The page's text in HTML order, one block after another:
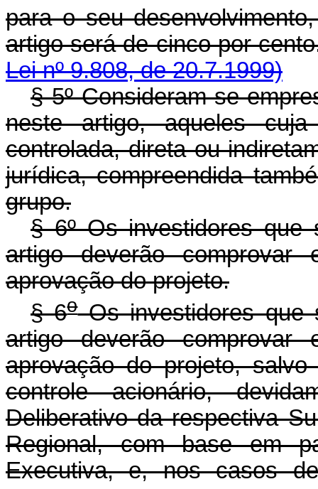
para o seu
artigo será de cinco
Lei nº 9.808, de 20.7.1999)
§ 5º Consideram-se
neste artigo, aqueles
controlada, direta ou
jurídica, compreendida
grupo.
§ 6º Os investidores que
artigo deverão comprovar
aprovação do projeto.
§ 6oOs investidores que
artigo deverão comprovar
aprovação do projeto,
controle acionário,
Deliberativo da respectiva
Regional, com base em
Executiva, e, nos casos